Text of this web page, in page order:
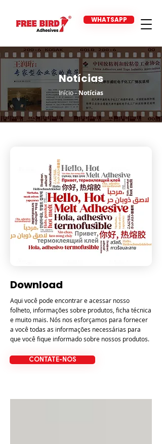
WHATSAPP
Notícias
Início-Notícias
Download
Aqui você pode encontrar e acessar nosso
folheto, informações sobre produtos, ficha técnica
e muito mais. Nós nos esforçamos para fornecer
a você todas as informações necessárias para
que você fique informado sobre nossos produtos.
CONTATE-NOS